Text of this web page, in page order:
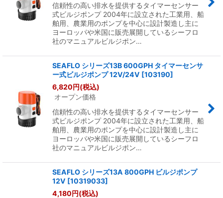
信頼性の高い排水を提供するタイマーセンサー
式ビルジポンプ 2004年に設立された工業用、船
舶用、農業用のポンプを中心に設計製造し主に
ヨーロッパや米国に販売展開しているシーフロ
社のマニュアルビルジポン…
SEAFLO シリーズ13B 600GPH タイマーセンサ
ー式ビルジポンプ 12V/24V [103190]
6,820円(税込)
オープン価格
信頼性の高い排水を提供するタイマーセンサー
式ビルジポンプ 2004年に設立された工業用、船
舶用、農業用のポンプを中心に設計製造し主に
ヨーロッパや米国に販売展開しているシーフロ
社のマニュアルビルジポン…
SEAFLO シリーズ13A 800GPH ビルジポンプ
12V [10319033]
4,180円(税込)